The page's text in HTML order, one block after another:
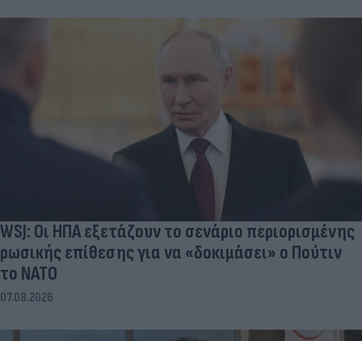
WSJ: Οι ΗΠΑ εξετάζουν το σενάριο περιορισμένης
ρωσικής επίθεσης για να «δοκιμάσει» ο Πούτιν
το ΝΑΤΟ
07.08.2026